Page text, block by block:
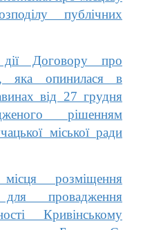
публічних
Договору про
яка опинилася в
від 27 грудня
рішенням
міської ради
розміщення
провадження
Кривінському